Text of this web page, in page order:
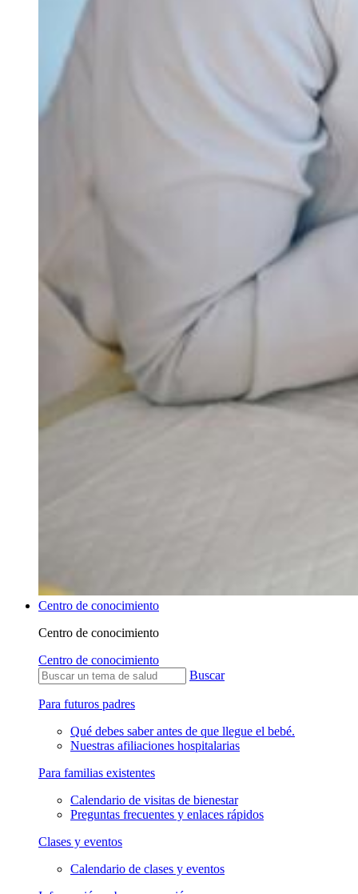
Centro de conocimiento
Centro de conocimiento
Centro de conocimiento
Buscar
Para futuros padres
Qué debes saber antes de que llegue el bebé.
Nuestras afiliaciones hospitalarias
Para familias existentes
Calendario de visitas de bienestar
Preguntas frecuentes y enlaces rápidos
Clases y eventos
Calendario de clases y eventos